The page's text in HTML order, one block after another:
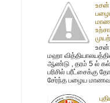
உசன்
உசன்
மஹா
ஆண்டு , தரம் 5 ல்
பரிசில் பரீட்சைக்கு
சேர்ந்த பழைய